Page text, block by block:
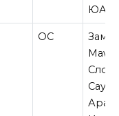
ЮАР.
ОС
Maw